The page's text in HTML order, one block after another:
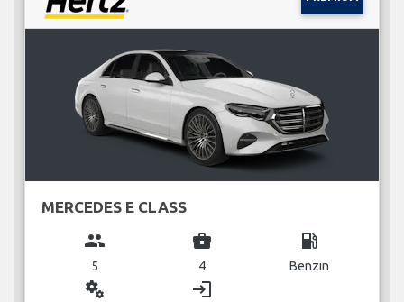
MERCEDES E CLASS
group
5
business_center
4
local_gas_station
Benzin
miscellaneous_services login